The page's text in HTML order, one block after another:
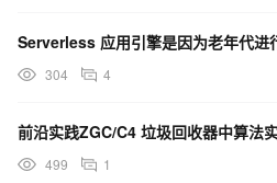
304 4
499 1